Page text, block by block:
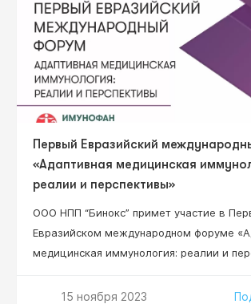
Первый Евразийский
«Адаптивная медицинская
реалии и перспективы»
ООО НПП “Бинокс” примет участие в
Евразийском международном форуме
медицинская иммунология: реалии и
здравоохранения высшего звена,
15 ноября 2023